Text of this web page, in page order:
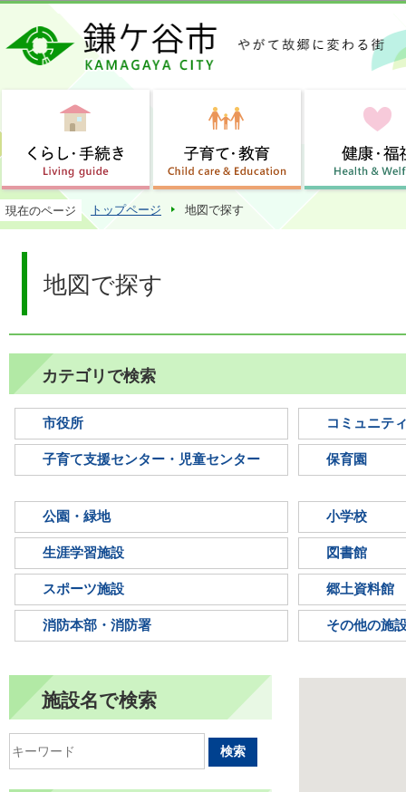
この
現在のページ トップページ 地図で探す
地図で探す
カテゴリで検索
市役所 コミュニテ
子育て支援センター・児童センター 保育園
公園・緑地 小学校
生涯学習施設 図書館
スポーツ施設 郷土資料館
消防本部・消防署 その他の施
施設名で検索
検索